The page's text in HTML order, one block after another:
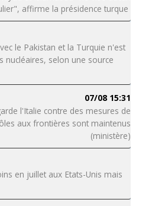
affirme la présidence turque
le Pakistan et la Turquie n'est
nucléaires, selon une source
07/08 15:31
l'Italie contre des mesures de
aux frontières sont maintenus
(ministère)
en juillet aux Etats-Unis mais